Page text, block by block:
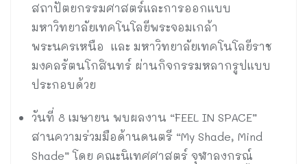
สถาปัตยกรรมศาสตร์และการออกแบบ
มหาวิทยาลัยเทคโนโลยีพระจอมเกล้า
พระนครเหนือ และ มหาวิทยาลัยเทคโนโลยีราช
มงคลรัตนโกสินทร์ ผ่านกิจกรรมหลากรูปแบบ
ประกอบด้วย
วันที่ 8 เมษายน พบผลงาน “FEEL IN SPACE”
สานความร่วมมือด้านดนตรี “My Shade, Mind
Shade” โดย คณะนิเทศศาสตร์ จุฬาลงกรณ์